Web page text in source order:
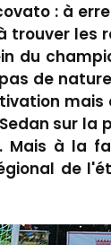
: à
trouver
du
de
sur la
Mais à la
de